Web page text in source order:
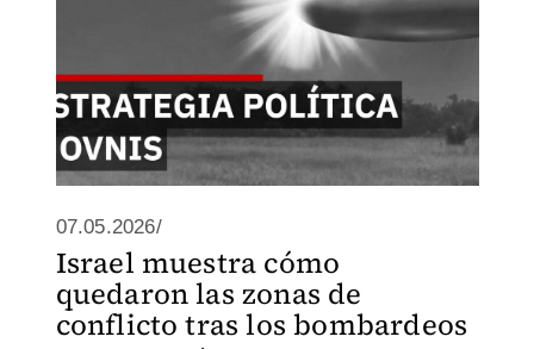
07.05.2026/
Israel muestra cómo
quedaron las zonas de
conflicto tras los bombardeos